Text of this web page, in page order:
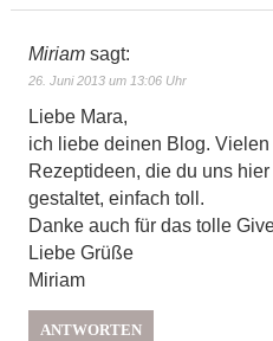
Miriam sagt:
26. Juni 2013 um 13:06 Uhr
Liebe Mara,
ich liebe deinen Blog.
Rezeptideen, die du uns
gestaltet, einfach toll.
Danke auch für das tolle
Liebe Grüße
Miriam
ANTWORTEN